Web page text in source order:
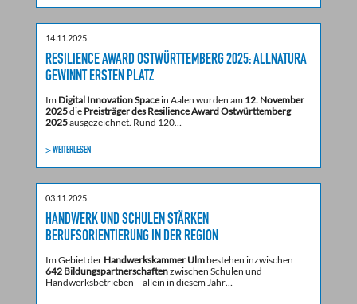
14.11.2025
RESILIENCE AWARD OSTWÜRTTEMBERG 2025: ALLNATURA
GEWINNT ERSTEN PLATZ
Im Digital Innovation Spacein Aalen wurden am 12. November
2025die Preisträger des Resilience Award Ostwürttemberg
2025ausgezeichnet. Rund 120…
> WEITERLESEN
03.11.2025
HANDWERK UND SCHULEN STÄRKEN
BERUFSORIENTIERUNG IN DER REGION
Im Gebiet der Handwerkskammer Ulm bestehen inzwischen
642 Bildungspartnerschaftenzwischen Schulen und
Handwerksbetrieben – allein in diesem Jahr…